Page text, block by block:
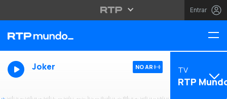
Entrar
Joker NO AR TV
RTP